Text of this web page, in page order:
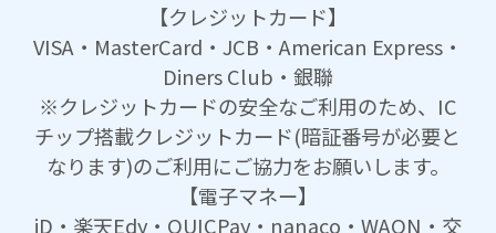
【クレジットカード】
VISA・MasterCard・JCB・American Express・
Diners Club・銀聯
※クレジットカードの安全なご利用のため、IC
チップ搭載クレジットカード(暗証番号が必要と
なります)のご利用にご協力をお願いします。
【電子マネー】
iD・楽天Edy・QUICPay・nanaco・WAON・交